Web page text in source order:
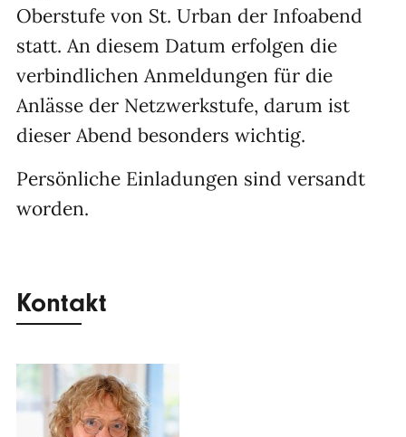
Oberstufe von St. Urban der Infoabend
statt. An diesem Datum erfolgen die
verbindlichen Anmeldungen für die
Anlässe der Netzwerkstufe, darum ist
dieser Abend besonders wichtig.
Persönliche Einladungen sind versandt
worden.
Kontakt